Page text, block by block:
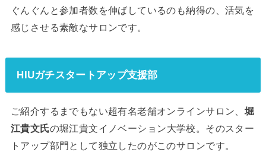
ぐんぐんと参加者数を伸ばしているのも納得の、活気を
感じさせる素敵なサロンです。
HIUガチスタートアップ支援部
ご紹介するまでもない超有名老舗オンラインサロン、 堀
江貴文氏の堀江貴文イノベーション大学校。そのスター
トアップ部門として独立したのがこのサロンです。